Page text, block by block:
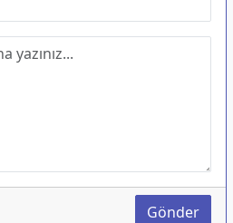
Gönder